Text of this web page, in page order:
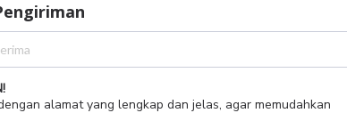
alamat yang lengkap dan jelas, agar memudahkan